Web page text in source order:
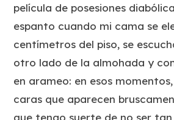
película de posesiones
espanto cuando mi cama se
centímetros del piso, se
otro lado de la almohada y
en arameo: en esos
caras que aparecen
que tengo suerte de no ser